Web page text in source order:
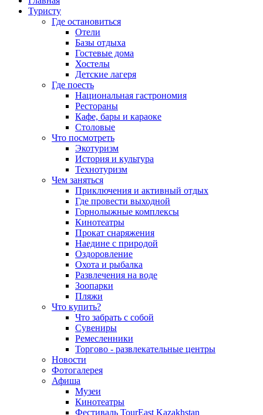
Туристу
Где остановиться
Отели
Базы отдыха
Гостевые дома
Хостелы
Детские лагеря
Где поесть
Национальная гастрономия
Рестораны
Кафе, бары и караоке
Столовые
Что посмотреть
Экотуризм
История и культура
Технотуризм
Чем заняться
Приключения и активный отдых
Где провести выходной
Горнолыжные комплексы
Кинотеатры
Прокат снаряжения
Наедине с природой
Оздоровление
Охота и рыбалка
Развлечения на воде
Зоопарки
Пляжи
Что купить?
Что забрать с собой
Сувениры
Ремесленники
Торгово - развлекательные центры
Новости
Фотогалерея
Афиша
Музеи
Кинотеатры
Фестиваль TourEast Kazakhstan